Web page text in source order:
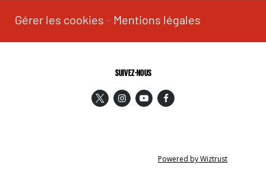
Gérer les cookies - Mentions légales
SUIVEZ-NOUS
Powered by Wiztrust